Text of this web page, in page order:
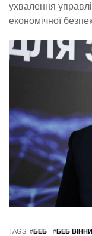
ухвалення
економічної
TAGS: #БЕБ #БЕБ